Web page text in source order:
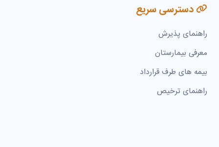
دسترسی سریع
راهنمای پذیرش
معرفی بیمارستان
بیمه های طرف قرارداد
راهنمای ترخیص